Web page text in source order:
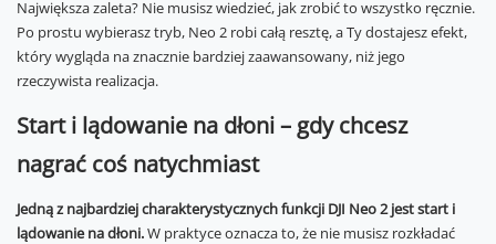
Największa zaleta? Nie musisz wiedzieć, jak zrobić to wszystko ręcznie.
Po prostu wybierasz tryb, Neo 2 robi całą resztę, a Ty dostajesz efekt,
który wygląda na znacznie bardziej zaawansowany, niż jego
rzeczywista realizacja.
Start i lądowanie na dłoni – gdy chcesz
nagrać coś natychmiast
Jedną z najbardziej charakterystycznych funkcji DJI Neo 2 jest start i
lądowanie na dłoni.W praktyce oznacza to, że nie musisz rozkładać